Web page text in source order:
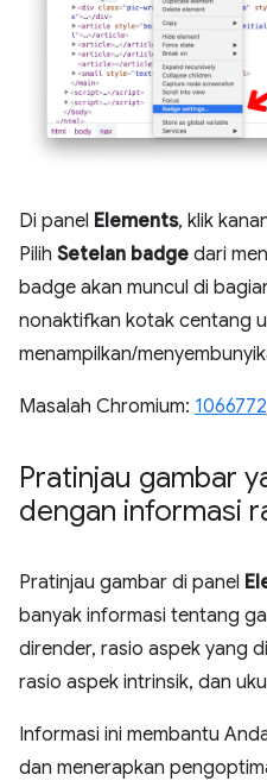
Di panel Elements, klik
Pilih Setelan badge dari
badge akan muncul di
nonaktifkan kotak centang
menampilkan/
Masalah Chromium: 1066772
Pratinjau gambar
dengan informasi
Pratinjau gambar di panel
banyak informasi tentang
dirender, rasio aspek yang
rasio aspek intrinsik, dan
Informasi ini membantu
dan menerapkan